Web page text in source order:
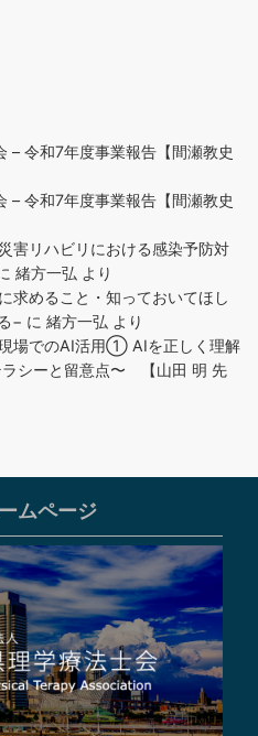
– 令和7年度事業報告【間瀬教史
– 令和7年度事業報告【間瀬教史
害リハビリにおける感染予防対
緒方一弘 より
求めること・知っておいてほし
− に 緒方一弘 より
現場でのAI活用① AIを正しく理解
シーと留意点〜 【山田 明 先
ムページ